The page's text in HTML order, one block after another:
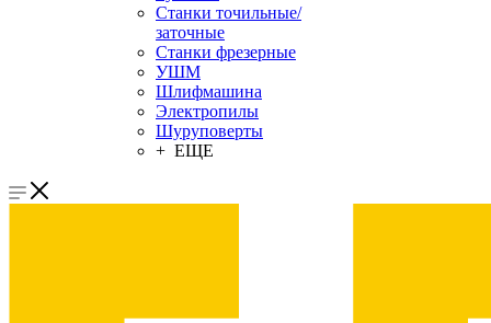
Станки точильные/
заточные
Станки фрезерные
УШМ
Шлифмашина
Электропилы
Шуруповерты
+ ЕЩЕ